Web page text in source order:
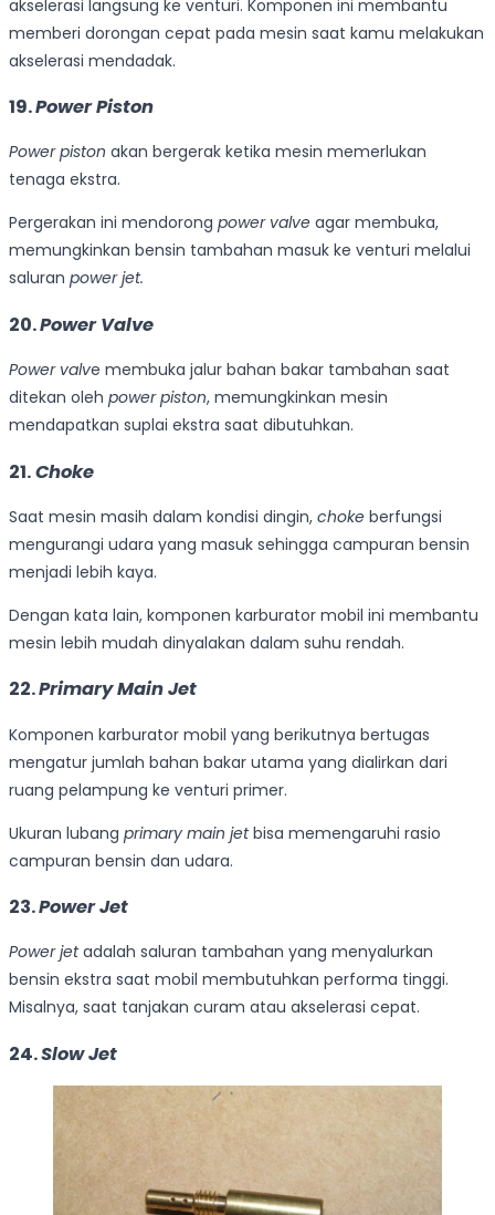
akselerasi langsung ke venturi. Komponen ini membantu
memberi dorongan cepat pada mesin saat kamu melakukan
akselerasi mendadak.
19.Power Piston
Power piston akan bergerak ketika mesin memerlukan
tenaga ekstra.
Pergerakan ini mendorong power valve agar membuka,
memungkinkan bensin tambahan masuk ke venturi melalui
saluran power jet.
20.Power Valve
Power valve membuka jalur bahan bakar tambahan saat
ditekan oleh power piston, memungkinkan mesin
mendapatkan suplai ekstra saat dibutuhkan.
21.Choke
Saat mesin masih dalam kondisi dingin, choke berfungsi
mengurangi udara yang masuk sehingga campuran bensin
menjadi lebih kaya.
Dengan kata lain, komponen karburator mobil ini membantu
mesin lebih mudah dinyalakan dalam suhu rendah.
22.Primary Main Jet
Komponen karburator mobil yang berikutnya bertugas
mengatur jumlah bahan bakar utama yang dialirkan dari
ruang pelampung ke venturi primer.
Ukuran lubang primary main jetbisa memengaruhi rasio
campuran bensin dan udara.
23.Power Jet
Power jetadalah saluran tambahan yang menyalurkan
bensin ekstra saat mobil membutuhkan performa tinggi.
Misalnya, saat tanjakan curam atau akselerasi cepat.
24.Slow Jet